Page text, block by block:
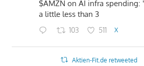
$AMZN on AI infra spending:
a little less than 3
103 511 X
Aktien-Fit.de retweeted